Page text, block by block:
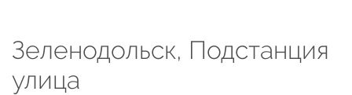
Зеленодольск, Подстанция
улица